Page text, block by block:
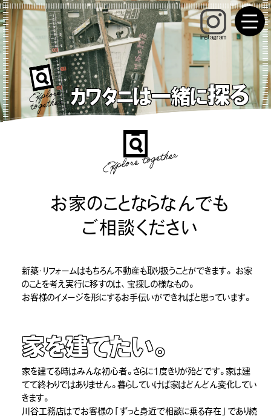
Instagram
Explore
together カワタニは一緒に探る
Explore together
お家のことならなんでも
ご相談ください
新築・リフォームはもちろん不動産も取り扱うことができます。
お家
のことを考え実行に移すのは、宝探しの様なもの。
お客様のイメージを形にするお手伝いができればと思っています。
家を建てたい。
家を建てる時はみんな初心者。さらに1度きりが殆どです。家は建
てて終わりではありません。暮らしていけば家はどんどん変化してい
きます。
川谷工務店はでお客様の「ずっと身近で相談に乗る存在」であり続